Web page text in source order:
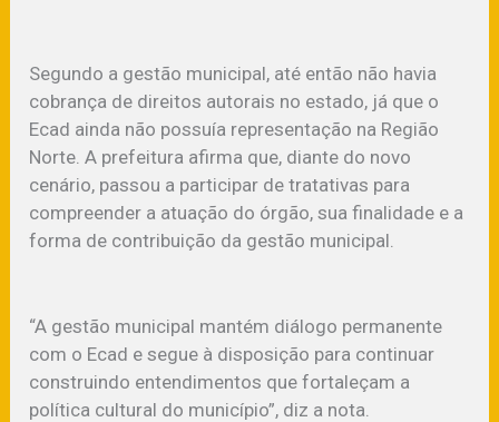
Segundo a gestão municipal, até então não havia
cobrança de direitos autorais no estado, já que o
Ecad ainda não possuía representação na Região
Norte. A prefeitura afirma que, diante do novo
cenário, passou a participar de tratativas para
compreender a atuação do órgão, sua finalidade e a
forma de contribuição da gestão municipal.
“A gestão municipal mantém diálogo permanente
com o Ecad e segue à disposição para continuar
construindo entendimentos que fortaleçam a
política cultural do município”, diz a nota.